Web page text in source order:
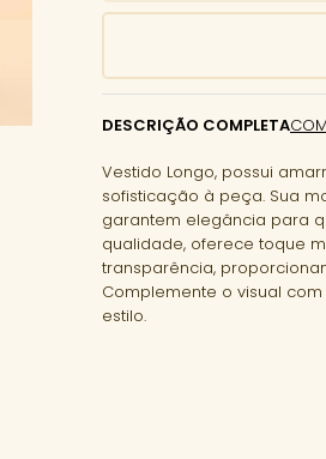
DESCRIÇÃO COMPLETA
Vestido Longo, possui
sofisticação à peça. Sua
garantem elegância para
qualidade, oferece toque
transparência,
Complemente o visual
estilo.